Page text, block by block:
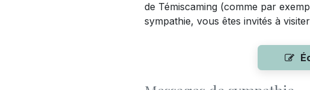
de Témiscaming (comme par
sympathie, vous êtes invités à